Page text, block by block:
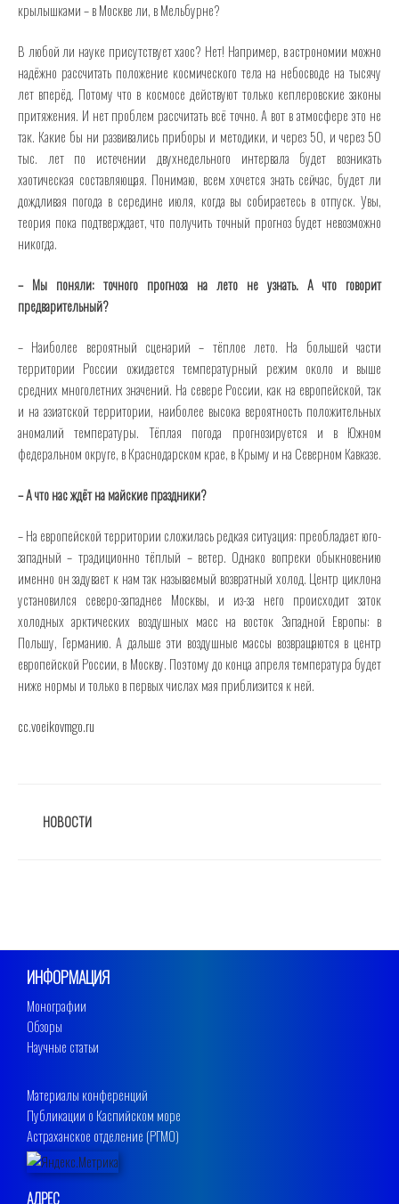
крылышками – в Москве ли, в Мельбурне?
В любой ли науке присутствует хаос? Нет! Например, в астрономии можно
надёжно рассчитать положение космического тела на небосводе на тысячу
лет вперёд. Потому что в космосе действуют только кеплеровские законы
притяжения. И нет проблем рассчитать всё точно. А вот в атмосфере это не
так. Какие бы ни развивались приборы и методики, и через 50, и через 50
тыс. лет по истечении двухнедельного интервала будет возникать
хаотическая составляющая. Понимаю, всем хочется знать сейчас, будет ли
дождливая погода в середине июля, когда вы собираетесь в отпуск. Увы,
теория пока подтверждает, что получить точный прогноз будет невозможно
никогда.
– Мы поняли: точного прогноза на лето не узнать. А что говорит
предварительный?
– Наиболее вероятный сценарий – тёплое лето. На большей части
территории России ожидается температурный режим около и выше
средних многолетних значений. На севере России, как на европейской, так
и на азиатской территории, наиболее высока вероятность положительных
аномалий температуры. Тёплая погода прогнозируется и в Южном
федеральном округе, в Краснодарском крае, в Крыму и на Северном Кавказе.
– А что нас ждёт на майские праздники?
– На европейской территории сложилась редкая ситуация: преобладает юго-
западный – традиционно тёплый – ветер. Однако вопреки обыкновению
именно он задувает к нам так называемый возвратный холод. Центр циклона
установился северо-западнее Москвы, и из-за него происходит заток
холодных арктических воздушных масс на восток Западной Европы: в
Польшу, Германию. А дальше эти воздушные массы возвращаются в центр
европейской России, в Москву. Поэтому до конца апреля температура будет
ниже нормы и только в первых числах мая приблизится к ней.
cc.voeikovmgo.ru
РУБРИКИ
НОВОСТИ
ИНФОРМАЦИЯ
Монографии
Обзоры
Научные статьи
Материалы конференций
Публикации о Каспийском море
Астраханское отделение (РГМО)
АДРЕС